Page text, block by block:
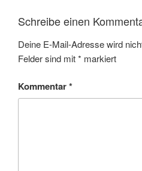
Schreibe einen
Deine E-Mail-Adresse wird
Felder sind mit* markiert
Kommentar*